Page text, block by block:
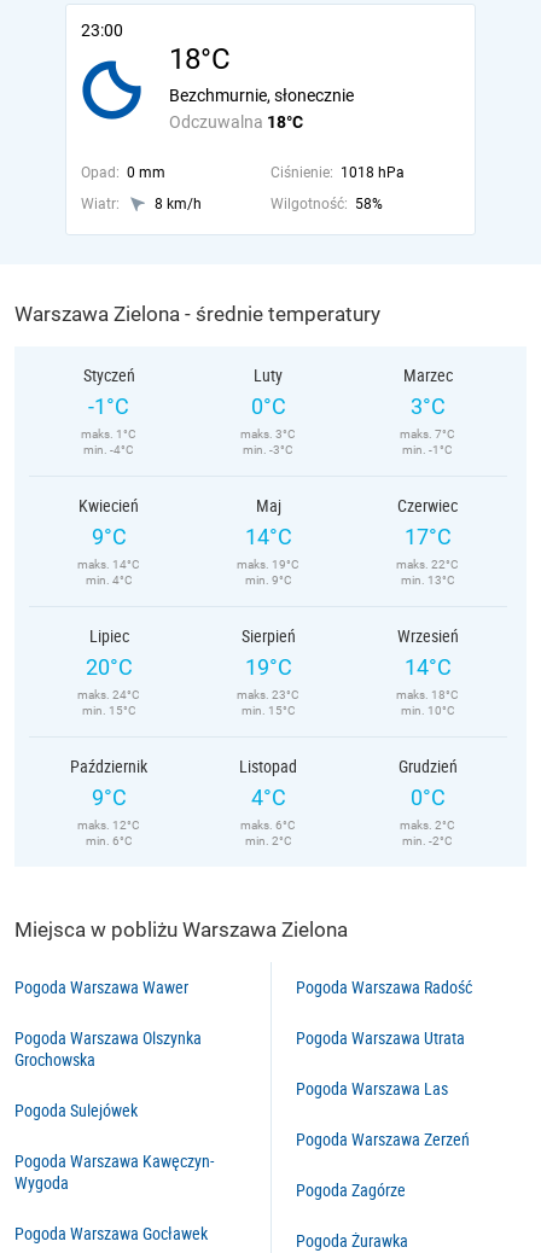
23:00
18°C
Odczuwalna 18°C
Bezchmurnie, słonecznie
Opad: 0 mm Ciśnienie: 1018 hPa
Wiatr:
8 km/h Wilgotność: 58%
Warszawa Zielona - średnie temperatury
Styczeń
-1°C
maks. 1°C
min. -4°C
Luty
0°C
maks. 3°C
min. -3°C
Marzec
3°C
maks. 7°C
min. -1°C
Kwiecień
9°C
maks. 14°C
min. 4°C
Maj
14°C
maks. 19°C
min. 9°C
Czerwiec
17°C
maks. 22°C
min. 13°C
Lipiec
20°C
maks. 24°C
min. 15°C
Sierpień
19°C
maks. 23°C
min. 15°C
Wrzesień
14°C
maks. 18°C
min. 10°C
Październik
9°C
maks. 12°C
min. 6°C
Listopad
4°C
maks. 6°C
min. 2°C
Grudzień
0°C
maks. 2°C
min. -2°C
Miejsca w pobliżu Warszawa Zielona
Pogoda Warszawa Wawer
Pogoda Warszawa Olszynka
Grochowska
Pogoda Sulejówek
Pogoda Warszawa Kawęczyn-
Wygoda
Pogoda Warszawa Gocławek
Pogoda Warszawa Radość
Pogoda Warszawa Utrata
Pogoda Warszawa Las
Pogoda Warszawa Zerzeń
Pogoda Zagórze
Pogoda Żurawka